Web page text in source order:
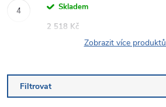
Skladem
2 518 Kč
Zobrazit více produktů
Filtrovat